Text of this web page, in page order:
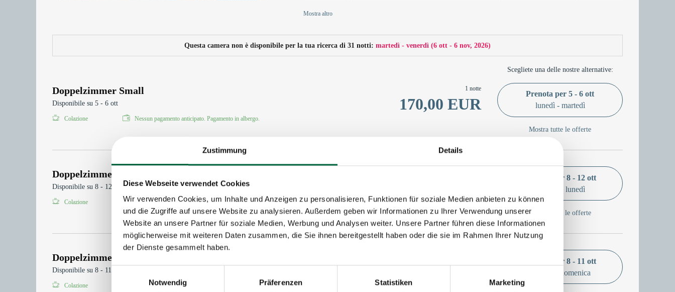
Zustimmung Details
Diese Webseite verwendet Cookies
Wir verwenden Cookies, um Inhalte und Anzeigen zu personalisieren, Funktionen für soziale Medien anbieten zu können
und die Zugriffe auf unsere Website zu analysieren. Außerdem geben wir Informationen zu Ihrer Verwendung unserer
Website an unsere Partner für soziale Medien, Werbung und Analysen weiter. Unsere Partner führen diese Informationen
möglicherweise mit weiteren Daten zusammen, die Sie ihnen bereitgestellt haben oder die sie im Rahmen Ihrer Nutzung
der Dienste gesammelt haben.
Notwendig
Präferenzen Statistiken Marketing
perfektes Zuhause fernab von Zuhause!
Mostra altro
Questa camera non è disponibile per la tua ricerca di 31 notti: martedì - venerdì (6 ott - 6 nov, 2026)
Scegliete una delle nostre alternative:
Doppelzimmer Small
Disponibile su 5 - 6 ott
Colazione Nessun pagamento anticipato. Pagamento in albergo.
1 notte
170,00 EUR
Prenota per 5 - 6 ott
lunedì - martedì
Mostra tutte le offerte
Doppelzimmer Small
Disponibile su 8 - 12 ott
Colazione Nessun pagamento anticipato. Pagamento in albergo.
Prenota per 8 - 12 ott
giovedì - lunedì
Mostra tutte le offerte
Doppelzimmer Small
Disponibile su 8 - 11 ott
Colazione Nessun pagamento anticipato. Pagamento in albergo.
510,00 EUR
Prenota per 8 - 11 ott
giovedì - domenica